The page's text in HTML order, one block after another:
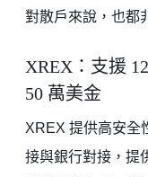
對散戶來說，也都
XREX：支援
50 萬美金
XREX 提供高安全
接與銀行對接，提